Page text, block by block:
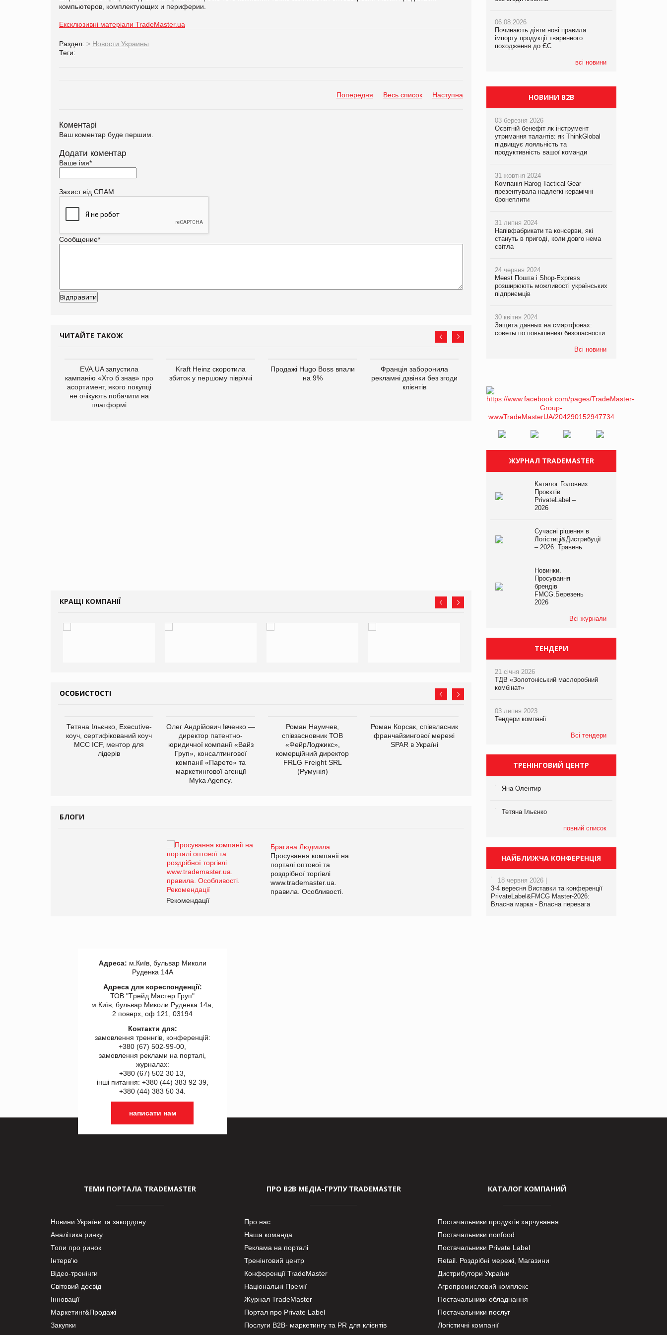
компьютеров, комплектующих и периферии.
Ексклюзивні матеріали TradeMaster.ua
Раздел: > Новости Украины
Теги:
Попередня Весь список Наступна
Коментарі
Ваш коментар буде першим.
Додати коментар
Ваше імя*
Захист від СПАМ
Сообщение*
ЧИТАЙТЕ ТАКОЖ
EVA.UA запустила
кампанію «Хто б знав» про
асортимент, якого покупці
не очікують побачити на
платформі
Kraft Heinz скоротила
збиток у першому півріччі
Продажі Hugo Boss впали
на 9%
Франція заборонила
рекламні дзвінки без згоди
клієнтів
тваринного походження до
КРАЩІ КОМПАНІЇ
ОСОБИСТОСТІ
Тетяна Ільєнко, Executive-
коуч, сертифікований коуч
МСС ICF, ментор для
лідерів
Олег Андрійович Івченко —
директор патентно-
юридичної компанії «Вайз
Груп», консалтингової
компанії «Парето» та
маркетингової агенції
Myka Agency.
Роман Наумчев,
співзасновник ТОВ
«ФейрЛоджикс»,
комерційний директор
FRLG Freight SRL
(Румунія)
Роман Корсак, співвласник
франчайзингової мережі
SPAR в Україні
виробництва
компанії «УкраМарин»
БЛОГИ
Брагина Людмила
Просування компанії на
порталі оптової та
роздрібної торгівлі
www.trademaster.ua.
правила. Особливості.
Рекомендації
Брагина Людмила
Просування компанії на
www.trademaster.ua.
правила. Особливості.
06.08.2026
Починають діяти нові правила
імпорту продукції тваринного
походження до ЄС
всі новини
Російська атака 5 серпня стала
одним із наймасштабніших ударів по
українському бізнесу за час
повномасштабної війни
у VARUS з’явилися новинки від ТМ
06.08.2026
Аргентина повертається з
продуктами птахівництва на
європейський ринок
НОВИНИ B2B
03 березня 2026
Освітній бенефіт як інструмент
утримання талантів: як ThinkGlobal
підвищує лояльність та
продуктивність вашої команди
31 жовтня 2024
Компанія Rarog Tactical Gear
презентувала надлегкі керамічні
бронеплити
31 липня 2024
Напівфабрикати та консерви, які
стануть в пригоді, коли довго нема
світла
24 червня 2024
Meest Пошта і Shop-Express
розширюють можливості українських
підприємців
30 квітня 2024
Защита данных на смартфонах:
советы по повышению безопасности
Всі новини
ЖУРНАЛ TRADEMASTER
Каталог Головних
Проєктів
PrivateLabel –
2026
Сучасні рішення в
Логістиці&Дистрибуції
– 2026. Травень
Новинки.
Просування
брендів
FMCG.Березень
2026
Всі журнали
ТЕНДЕРИ
21 січня 2026
ТДВ «Золотоніський маслоробний
комбінат»
03 липня 2023
Тендери компанії
Всі тендери
ТРЕНІНГОВИЙ ЦЕНТР
Яна Олентир
Тетяна Ільєнко
повний список
НАЙБЛИЖЧА КОНФЕРЕНЦІЯ
18 червня 2026 |
3-4 вересня Виставки та конференції
PrivateLabel&FMCG Master-2026:
Власна марка - Власна перевага
Адреса: м.Київ, бульвар Миколи
Руденка 14А
Адреса для кореспонденції:
ТОВ "Tрейд Мастер Груп"
м.Київ, бульвар Миколи Руденка 14а,
2 поверх, оф 121, 03194
Контакти для:
замовлення треннгів, конференцій:
+380 (67) 502-99-00,
замовлення реклами на порталі,
журналах:
+380 (67) 502 30 13,
інші питання: +380 (44) 383 92 39,
+380 (44) 383 50 34.
написати нам
ТЕМИ ПОРТАЛА TRADEMASTER
Новини України та закордону
Аналітика ринку
Топи про ринок
Інтерв’ю
Відео-тренінги
Світовий досвід
Інновації
Маркетинг&Продажі
Закупки
ПРО В2В МЕДІА-ГРУПУ TRADEMASTER
Про нас
Наша команда
Реклама на порталі
Тренінговий центр
Конференції TradeMaster
Національні Премії
Журнал TradeMaster
Портал про Private Label
Послуги В2В- маркетингу та PR для клієнтів
КАТАЛОГ КОМПАНИЙ
Постачальники продуктів харчування
Постачальники nonfood
Постачальники Private Label
Retail. Роздрібні мережі, Магазини
Дистрибутори України
Агропромисловий комплекс
Постачальники обладнання
Постачальники послуг
Логістичні компанії